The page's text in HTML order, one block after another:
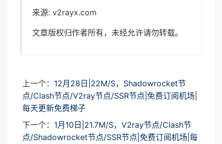
来源: v2rayx.com
文章版权归作者所有，未经允许请勿转载。
上一个： 12月28日|22M/S，Shadowrocket节
点/Clash节点/V2ray节点/SSR节点|免费订阅机场|
每天更新免费梯子
下一个： 1月10日|21.7M/S，V2ray节点/Clash节
点/Shadowrocket节点/SSR节点|免费订阅机场|每